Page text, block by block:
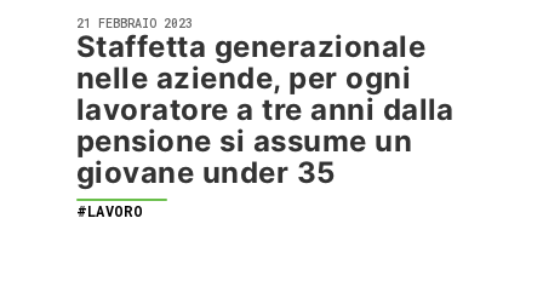
21 FEBBRAIO 2023
Staffetta generazionale
nelle aziende, per ogni
lavoratore a tre anni dalla
pensione si assume un
giovane under 35
#LAVORO